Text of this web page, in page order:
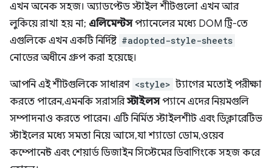
এখন অনেক সহজ। অ্যাডপ্টেড স্টাইল শীটগুলো এখন আর
লুকিয়ে রাখা হয় না; এলিমেন্টসপ্যানেলের মধ্যে DOM ট্রি-তে
এগুলিকে এখন একটি নির্দিষ্ট #adopted-style-sheets
নোডের অধীনে গ্রুপ করা হয়েছে।
আপনি এই শীটগুলিকে সাধারণ <style> ট্যাগের মতোই পরীক্ষা
করতে পারেন, এমনকি সরাসরিস্টাইলসপ্যানে এদের নিয়মগুলি
সম্পাদনাও করতে পারেন। এটি নির্মিত স্টাইলশীট এবং ডিক্লারেটিভ
স্টাইলের মধ্যে সমতা নিয়ে আসে, যা শ্যাডো ডোম, ওয়েব
কম্পোনেন্ট এবং শেয়ার্ড ডিজাইন সিস্টেমের ডিবাগিংকে সহজ করে